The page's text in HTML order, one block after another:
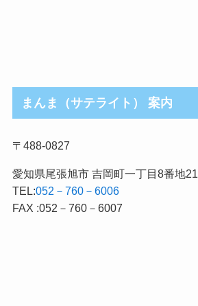
まんま（サテライト） 案内
〒488-0827
愛知県尾張旭市 吉岡町一丁目8番地21
TEL:052－760－6006
FAX :052－760－6007